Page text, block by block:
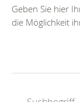
Geben Sie hier
die Möglichkeit